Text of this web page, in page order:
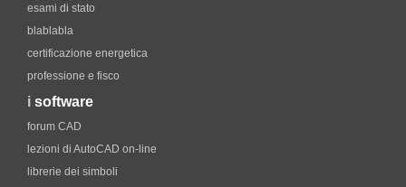
esami di stato
blablabla
certificazione energetica
professione e fisco
i software
forum CAD
lezioni di AutoCAD on-line
librerie dei simboli